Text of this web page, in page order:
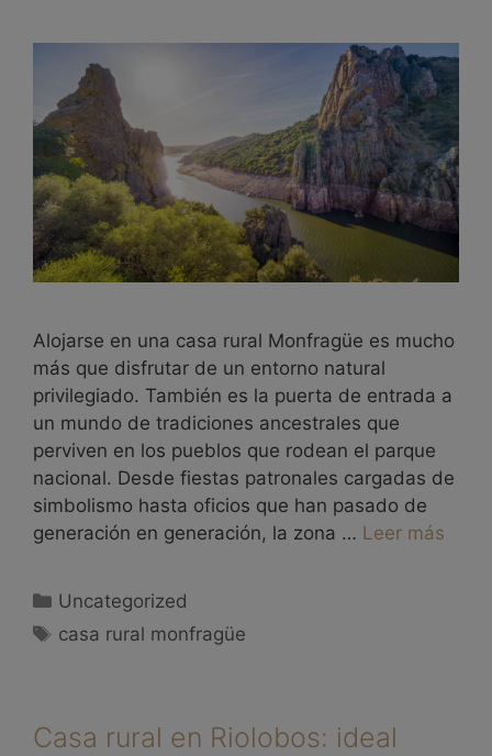
Alojarse en una casa rural Monfragüe es mucho
más que disfrutar de un entorno natural
privilegiado. También es la puerta de entrada a
un mundo de tradiciones ancestrales que
perviven en los pueblos que rodean el parque
nacional. Desde fiestas patronales cargadas de
simbolismo hasta oficios que han pasado de
generación en generación, la zona … Leer más
Uncategorized
casa rural monfragüe
Casa rural en Riolobos: ideal